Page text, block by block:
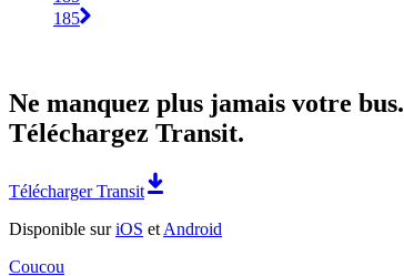
185
Ne manquez plus jamais votre bus.
Téléchargez Transit.
Télécharger Transit
Disponible suriOS et Android
Coucou